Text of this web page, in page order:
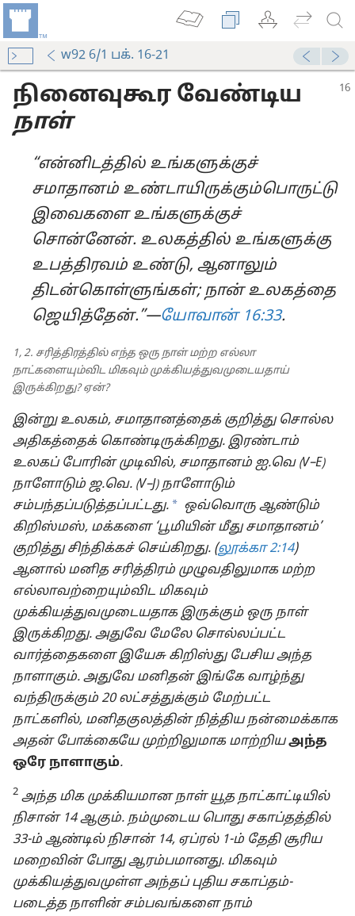
w92 6/1 பக். 16-21
நினைவுகூர வேண்டிய
நாள்
“என்னிடத்தில் உங்களுக்குச்
சமாதானம் உண்டாயிருக்கும்பொருட்டு
இவைகளை உங்களுக்குச்
சொன்னேன். உலகத்தில் உங்களுக்கு
உபத்திரவம் உண்டு, ஆனாலும்
திடன்கொள்ளுங்கள்; நான் உலகத்தை
ஜெயித்தேன்.”—யோவான் 16:33.
1, 2. சரித்திரத்தில் எந்த ஒரு நாள் மற்ற எல்லா
நாட்களையும்விட மிகவும் முக்கியத்துவமுடையதாய்
இருக்கிறது? ஏன்?
இன்று உலகம், சமாதானத்தைக் குறித்து சொல்ல
அதிகத்தைக் கொண்டிருக்கிறது. இரண்டாம்
உலகப் போரின் முடிவில், சமாதானம் ஐ.வெ (V–E)
நாளோடும் ஜ.வெ. (V–J)நாளோடும்
சம்பந்தப்படுத்தப்பட்டது. a ஒவ்வொரு ஆண்டும்
கிறிஸ்மஸ், மக்களை ‘பூமியின் மீது சமாதானம்’
குறித்து சிந்திக்கச் செய்கிறது. (லூக்கா 2:14)
ஆனால் மனித சரித்திரம் முழுவதிலுமாக மற்ற
எல்லாவற்றையும்விட மிகவும்
முக்கியத்துவமுடையதாக இருக்கும் ஒரு நாள்
இருக்கிறது. அதுவே மேலே சொல்லப்பட்ட
வார்த்தைகளை இயேசு கிறிஸ்து பேசிய அந்த
நாளாகும். அதுவே மனிதன் இங்கே வாழ்ந்து
வந்திருக்கும் 20 லட்சத்துக்கும் மேற்பட்ட
நாட்களில், மனிதகுலத்தின் நித்திய நன்மைக்காக
அதன் போக்கையே முற்றிலுமாக மாற்றிய அந்த
ஒரே நாளாகும்.
2 அந்த மிக முக்கியமான நாள் யூத நாட்காட்டியில்
நிசான் 14 ஆகும். நம்முடைய பொது சகாப்தத்தில்
33-ம் ஆண்டில் நிசான் 14, ஏப்ரல் 1-ம் தேதி சூரிய
மறைவின் போது ஆரம்பமானது. மிகவும்
முக்கியத்துவமுள்ள அந்தப் புதிய சகாப்தம்-
படைத்த நாளின் சம்பவங்களை நாம்